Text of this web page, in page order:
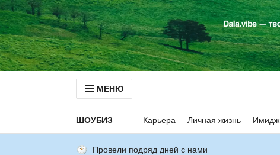
МЕНЮ
ШОУБИЗ Карьера Личная жизнь Имидж
Провели подряд дней с нами